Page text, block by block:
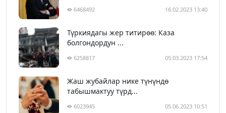
6468492 16.02.2023 13:40
Түркиядагы жер титирөө: Каза
болгондордун ...
6258817 05.03.2023 17:54
Жаш жубайлар нике түнүндө
табышмактуу түрд...
6023945 05.06.2023 10:51